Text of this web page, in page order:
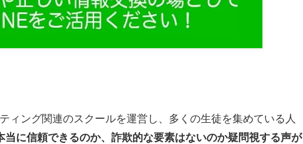
ィング関連のスクールを運営し、多くの生徒を集めている人
当に信頼できるのか、詐欺的な要素はないのか疑問視する声が